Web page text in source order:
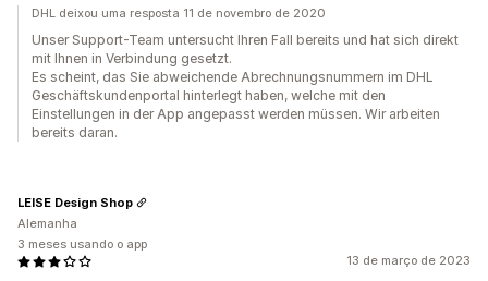
DHL deixou uma resposta 11 de novembro de 2020
Unser Support-Team untersucht Ihren Fall bereits und hat sich direkt
mit Ihnen in Verbindung gesetzt.
Es scheint, das Sie abweichende Abrechnungsnummern im DHL
Geschäftskundenportal hinterlegt haben, welche mit den
Einstellungen in der App angepasst werden müssen. Wir arbeiten
bereits daran.
13 de março de 2023
LEISE Design Shop
Alemanha
3 meses usando o app